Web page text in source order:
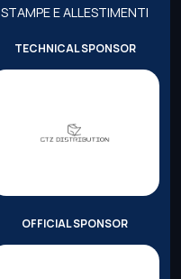
STAMPE E ALLESTIMENTI
TECHNICAL SPONSOR
OFFICIAL SPONSOR